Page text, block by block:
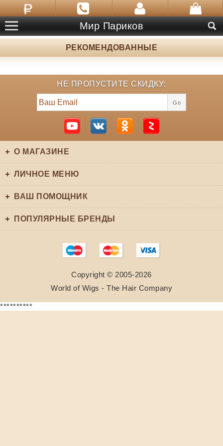
Мир Париков
РЕКОМЕНДОВАННЫЕ
НЕ ПРОПУСТИТЕ СКИДКУ:
Go
О МАГАЗИНЕ
ЛИЧНОЕ МЕНЮ
ВАШ ПОМОЩНИК
ПОПУЛЯРНЫЕ БРЕНДЫ
Copyright © 2005-2026
World of Wigs - The Hair Company
**********